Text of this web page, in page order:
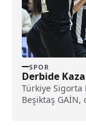
SPOR
Derbide
Türkiye Sigorta
Beşiktaş